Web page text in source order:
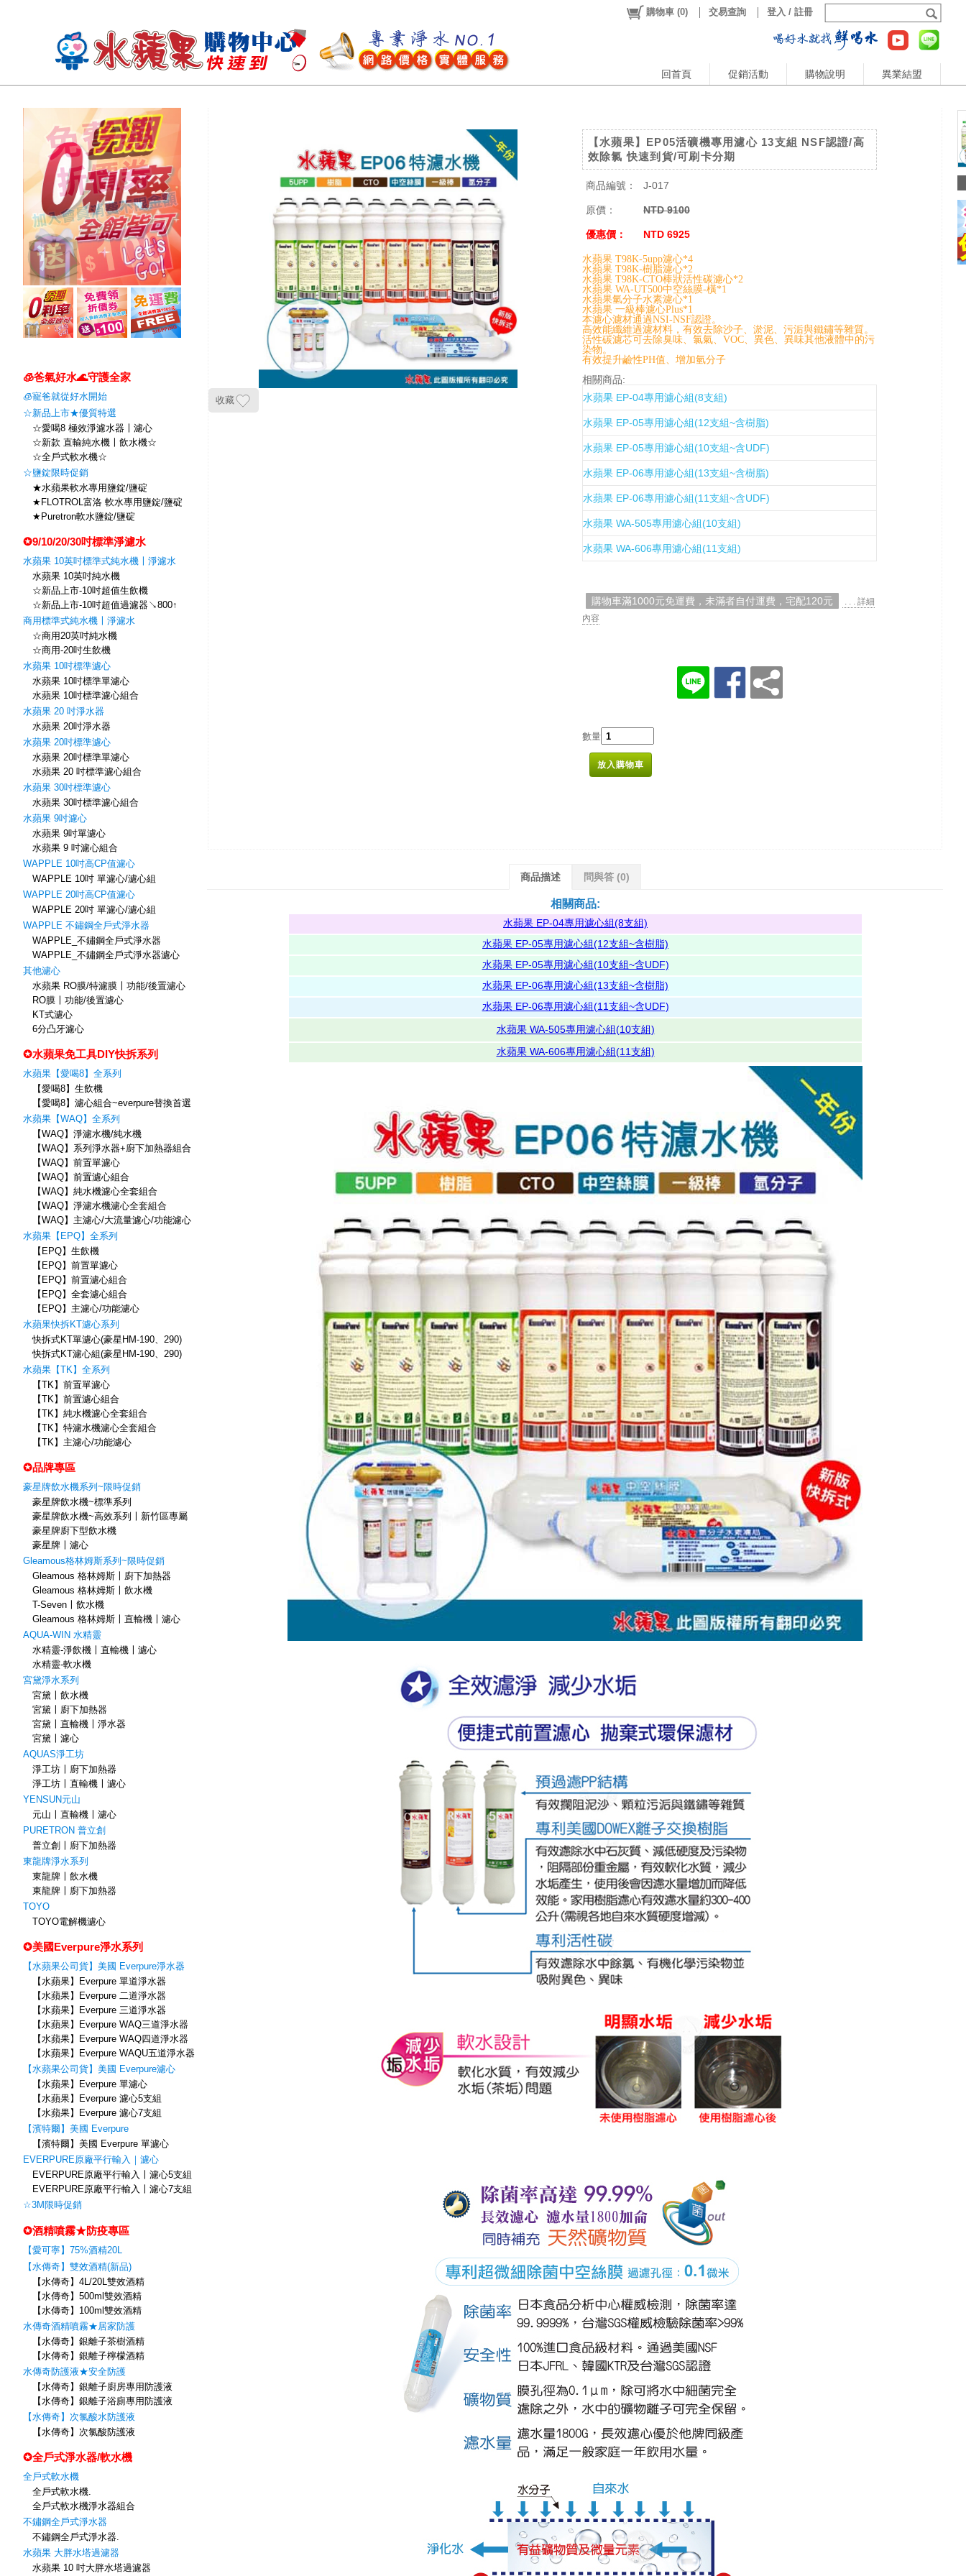
回首頁 促銷活動 購物說明 異業結盟
購物車 (0) 交易查詢 登入 / 註冊
🧊爸氣好水🌊守護全家
🧊寵爸就從好水開始
☆新品上市★優質特選
☆愛喝8 極效淨濾水器〡濾心
☆新款 直輸純水機〡飲水機☆
☆全戶式軟水機☆
☆鹽錠限時促銷
★水蘋果軟水專用鹽錠/鹽碇
★FLOTROL富洛 軟水專用鹽錠/鹽碇
★Puretron軟水鹽錠/鹽碇
✪9/10/20/30吋標準淨濾水
水蘋果 10英吋標準式純水機〡淨濾水
水蘋果 10英吋純水機
☆新品上市-10吋超值生飲機
☆新品上市-10吋超值過濾器↘800↑
商用標準式純水機〡淨濾水
☆商用20英吋純水機
☆商用-20吋生飲機
水蘋果 10吋標準濾心
水蘋果 10吋標準單濾心
水蘋果 10吋標準濾心組合
水蘋果 20 吋淨水器
水蘋果 20吋淨水器
水蘋果 20吋標準濾心
水蘋果 20吋標準單濾心
水蘋果 20 吋標準濾心組合
水蘋果 30吋標準濾心
水蘋果 30吋標準濾心組合
水蘋果 9吋濾心
水蘋果 9吋單濾心
水蘋果 9 吋濾心組合
WAPPLE 10吋高CP值濾心
WAPPLE 10吋 單濾心/濾心組
WAPPLE 20吋高CP值濾心
WAPPLE 20吋 單濾心/濾心組
WAPPLE 不鏽鋼全戶式淨水器
WAPPLE_不鏽鋼全戶式淨水器
WAPPLE_不鏽鋼全戶式淨水器濾心
其他濾心
水蘋果 RO膜/特濾膜〡功能/後置濾心
RO膜〡功能/後置濾心
KT式濾心
6分凸牙濾心
✪水蘋果免工具DIY快拆系列
水蘋果【愛喝8】全系列
【愛喝8】生飲機
【愛喝8】濾心組合~everpure替換首選
水蘋果【WAQ】全系列
【WAQ】淨濾水機/純水機
【WAQ】系列淨水器+廚下加熱器組合
【WAQ】前置單濾心
【WAQ】前置濾心組合
【WAQ】純水機濾心全套組合
【WAQ】淨濾水機濾心全套組合
【WAQ】主濾心/大流量濾心/功能濾心
水蘋果【EPQ】全系列
【EPQ】生飲機
【EPQ】前置單濾心
【EPQ】前置濾心組合
【EPQ】全套濾心組合
【EPQ】主濾心/功能濾心
水蘋果快拆KT濾心系列
快拆式KT單濾心(豪星HM-190、290)
快拆式KT濾心組(豪星HM-190、290)
水蘋果【TK】全系列
【TK】前置單濾心
【TK】前置濾心組合
【TK】純水機濾心全套組合
【TK】特濾水機濾心全套組合
【TK】主濾心/功能濾心
✪品牌專區
豪星牌飲水機系列~限時促銷
豪星牌飲水機~標準系列
豪星牌飲水機~高效系列〡新竹區專屬
豪星牌廚下型飲水機
豪星牌〡濾心
Gleamous格林姆斯系列~限時促銷
Gleamous 格林姆斯〡廚下加熱器
Gleamous 格林姆斯〡飲水機
T-Seven〡飲水機
Gleamous 格林姆斯〡直輸機〡濾心
AQUA-WIN 水精靈
水精靈-淨飲機〡直輸機〡濾心
水精靈-軟水機
宮黛淨水系列
宮黛〡飲水機
宮黛〡廚下加熱器
宮黛〡直輸機〡淨水器
宮黛〡濾心
AQUAS淨工坊
淨工坊〡廚下加熱器
淨工坊〡直輸機〡濾心
YENSUN元山
元山〡直輸機〡濾心
PURETRON 普立創
普立創〡廚下加熱器
東龍牌淨水系列
東龍牌〡飲水機
東龍牌〡廚下加熱器
TOYO
TOYO電解機濾心
✪美國Everpure淨水系列
【水蘋果公司貨】美國 Everpure淨水器
【水蘋果】Everpure 單道淨水器
【水蘋果】Everpure 二道淨水器
【水蘋果】Everpure 三道淨水器
【水蘋果】Everpure WAQ三道淨水器
【水蘋果】Everpure WAQ四道淨水器
【水蘋果】Everpure WAQU五道淨水器
【水蘋果公司貨】美國 Everpure濾心
【水蘋果】Everpure 單濾心
【水蘋果】Everpure 濾心5支組
【水蘋果】Everpure 濾心7支組
【濱特爾】美國 Everpure
【濱特爾】美國 Everpure 單濾心
EVERPURE原廠平行輸入｜濾心
EVERPURE原廠平行輸入〡濾心5支組
EVERPURE原廠平行輸入〡濾心7支組
☆3M限時促銷
✪酒精噴霧★防疫專區
【愛可寧】75%酒精20L
【水傳奇】雙效酒精(新品)
【水傳奇】4L/20L雙效酒精
【水傳奇】500ml雙效酒精
【水傳奇】100ml雙效酒精
水傳奇酒精噴霧★居家防護
【水傳奇】銀離子茶樹酒精
【水傳奇】銀離子檸檬酒精
水傳奇防護液★安全防護
【水傳奇】銀離子廚房專用防護液
【水傳奇】銀離子浴廁專用防護液
【水傳奇】次氯酸水防護液
【水傳奇】次氯酸防護液
✪全戶式淨水器/軟水機
全戶式軟水機
全戶式軟水機.
全戶式軟水機淨水器組合
不鏽鋼全戶式淨水器
不鏽鋼全戶式淨水器.
水蘋果 大胖水塔過濾器
水蘋果 10 吋大胖水塔過濾器
收藏
【水蘋果】EP05活礦機專用濾心 13支組 NSF認證/高
效除氯 快速到貨/可刷卡分期
商品編號： J-017
原價： NTD 9100
優惠價： NTD 6925
水蘋果 T98K-5upp濾心*4
水蘋果 T98K-樹脂濾心*2
水蘋果 T98K-CTO棒狀活性碳濾心*2
水蘋果 WA-UT500中空絲膜-橫*1
水蘋果氫分子水素濾心*1
水蘋果 一級棒濾心Plus*1
本濾心濾材通過NSI-NSF認證。
高效能纖維過濾材料，有效去除沙子、淤泥、污洉與鐵鏽等雜質。
活性碳濾芯可去除臭味、氯氣、VOC、異色、異味其他液體中的污
染物。
有效提升鹼性PH值、增加氫分子
相關商品:
水蘋果 EP-04專用濾心組(8支組)
水蘋果 EP-05專用濾心組(12支組~含樹脂)
水蘋果 EP-05專用濾心組(10支組~含UDF)
水蘋果 EP-06專用濾心組(13支組~含樹脂)
水蘋果 EP-06專用濾心組(11支組~含UDF)
水蘋果 WA-505專用濾心組(10支組)
水蘋果 WA-606專用濾心組(11支組)
購物車滿1000元免運費，未滿者自付運費，宅配120元
. . . 詳細
內容
數量
放入購物車
商品描述 問與答 (0)